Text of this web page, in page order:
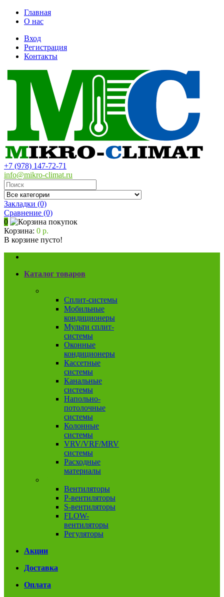
Главная
О нас
Вход
Регистрация
Контакты
+7 (978) 147-72-71
info@mikro-climat.ru
Закладки (0)
Сравнение (0)
0
Корзина: 0 р.
В корзине пусто!
Каталог товаров
Сплит-системы
Мобильные
кондиционеры
Мульти сплит-
системы
Оконные
кондиционеры
Кассетные
системы
Канальные
системы
Напольно-
потолочные
системы
Колонные
системы
VRV/VRF/MRV
системы
Расходные
материалы
Вентиляторы
P-вентиляторы
S-вентиляторы
FLOW-
вентиляторы
Регуляторы
Акции
Доставка
Оплата